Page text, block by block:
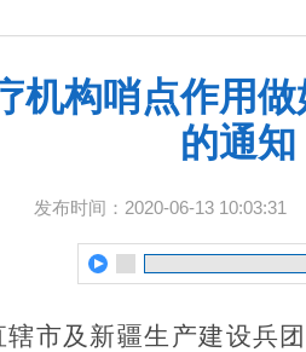
机构哨点作用
的通知
发布时间：2020-06-13 10:03:31
市及新疆生产建设兵